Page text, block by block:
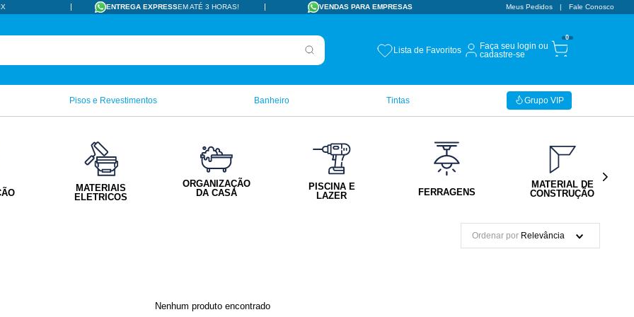
ENTREGA EXPRESSEM ATÉ 3 HORAS! VENDAS PARA EMPRESAS Meus Pedidos Fale Conosco
Lista de Favoritos
Faça seu login ou
cadastre-se
0
Grupo VIP
Pisos e Revestimentos Banheiro Tintas
MATERIAIS
ELETRICOS
ORGANIZAÇÃO
DA CASA
PISCINA E
LAZER
FERRAGENS
MATERIAL DE
CONSTRUÇÃO
Ordenar por Relevância
Nenhum produto encontrado